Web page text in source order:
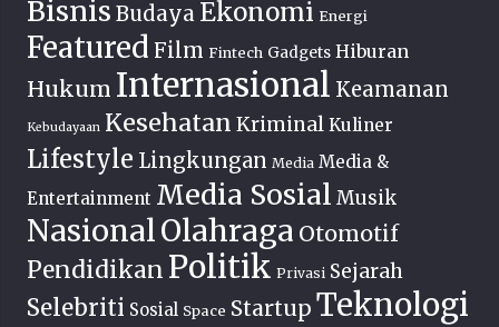
Bisnis Budaya Ekonomi Energi
Featured Film Fintech Gadgets Hiburan
Hukum Internasional Keamanan
Kebudayaan Kesehatan Kriminal Kuliner
Lifestyle Lingkungan Media Media &
Entertainment Media Sosial Musik
NasionalOlahraga Otomotif
Pendidikan Politik Privasi Sejarah
Selebriti Sosial Space Startup Teknologi